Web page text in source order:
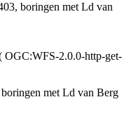
boringen met Ld van
OGC:WFS-2.0.0-http-get-
met Ld van Berg